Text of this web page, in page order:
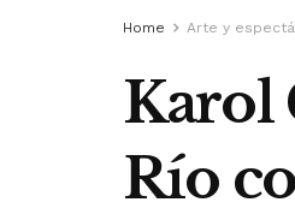
Home Arte y
Karol
Río